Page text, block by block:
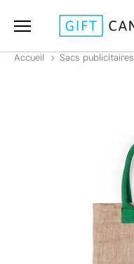
Accueil Sacs publicitaires